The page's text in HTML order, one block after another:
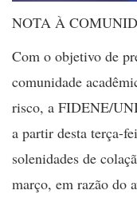
NOTA À
Com o objetivo de
comunidade
risco, a FIDENE/
a partir desta terça-
solenidades de
março, em razão do